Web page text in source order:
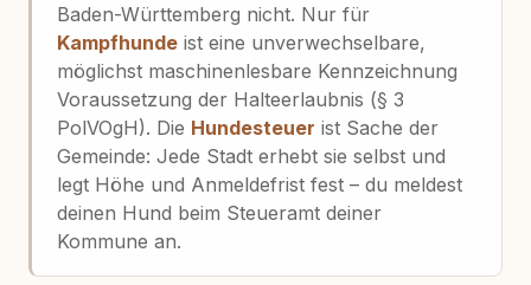
Baden-Württemberg nicht. Nur für
Kampfhundeist eine unverwechselbare,
möglichst maschinenlesbare Kennzeichnung
Voraussetzung der Halteerlaubnis (§ 3
PolVOgH). Die Hundesteuer ist Sache der
Gemeinde: Jede Stadt erhebt sie selbst und
legt Höhe und Anmeldefrist fest – du meldest
deinen Hund beim Steueramt deiner
Kommune an.